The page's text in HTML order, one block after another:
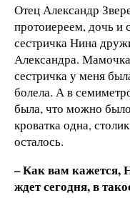
Отец Александр
протоиереем, дочь
сестричка Нина
Александра.
сестричка у меня
болела. А в
была, что можно
кроватка одна,
осталось.
– Как вам кажется,
ждет сегодня, в